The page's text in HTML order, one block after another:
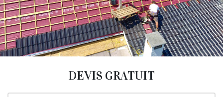
DEVIS GRATUIT